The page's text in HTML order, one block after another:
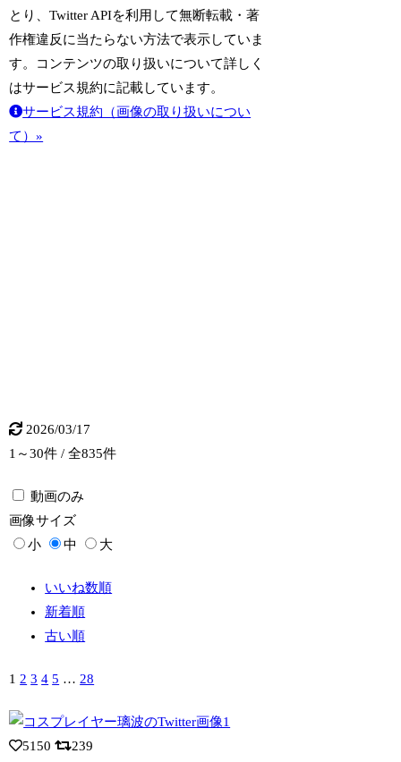
とり、Twitter APIを利用して無断転載・著
作権違反に当たらない方法で表示していま
す。コンテンツの取り扱いについて詳しく
はサービス規約に記載しています。
サービス規約（画像の取り扱いについ
て）»
2026/03/17
1～30件 / 全835件
動画のみ
画像サイズ
小
中 大
いいね数順
新着順
古い順
1 2 3 4 5 … 28
5150
239